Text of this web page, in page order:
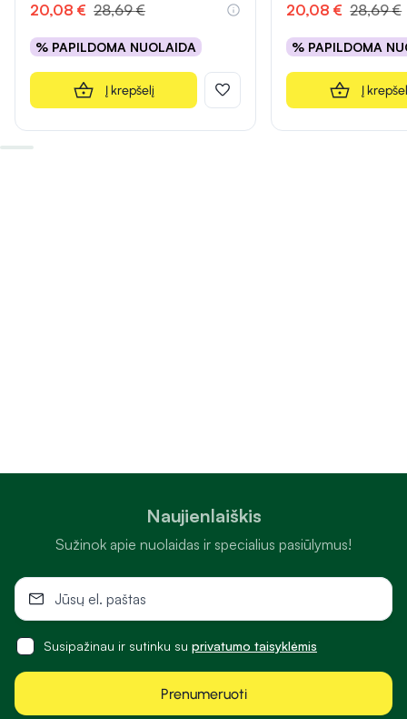
20,08 € 28,69 €
% PAPILDOMA NUOLAIDA
Į krepšelį
20,08 € 28,69 €
% PAPILDOMA
Į
Naujienlaiškis
Sužinok apie nuolaidas ir specialius pasiūlymus!
Susipažinau ir sutinku su privatumo taisyklėmis
Prenumeruoti